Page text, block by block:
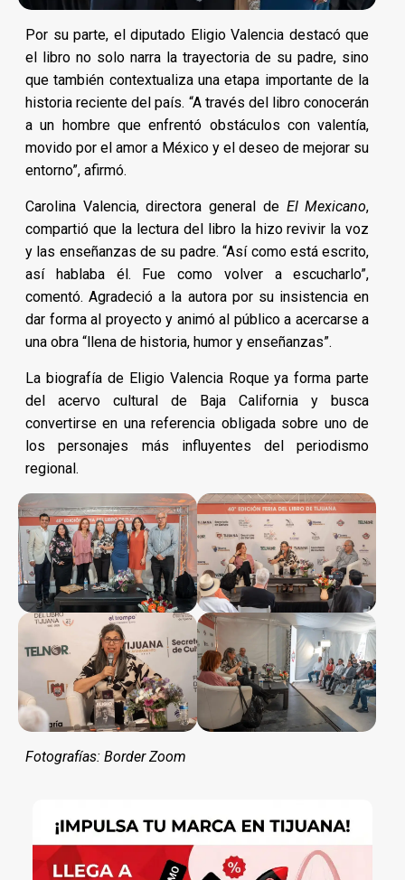
Por su parte, el diputado Eligio Valencia destacó que
el libro no solo narra la trayectoria de su padre, sino
que también contextualiza una etapa importante de la
historia reciente del país. “A través del libro conocerán
a un hombre que enfrentó obstáculos con valentía,
movido por el amor a México y el deseo de mejorar su
entorno”, afirmó.
Carolina Valencia, directora general de El Mexicano,
compartió que la lectura del libro la hizo revivir la voz
y las enseñanzas de su padre. “Así como está escrito,
así hablaba él. Fue como volver a escucharlo”,
comentó. Agradeció a la autora por su insistencia en
dar forma al proyecto y animó al público a acercarse a
una obra “llena de historia, humor y enseñanzas”.
La biografía de Eligio Valencia Roque ya forma parte
del acervo cultural de Baja California y busca
convertirse en una referencia obligada sobre uno de
los personajes más influyentes del periodismo
regional.
Fotografías: Border Zoom